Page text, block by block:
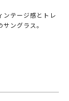
ンテージ感とトレ
ングラス。